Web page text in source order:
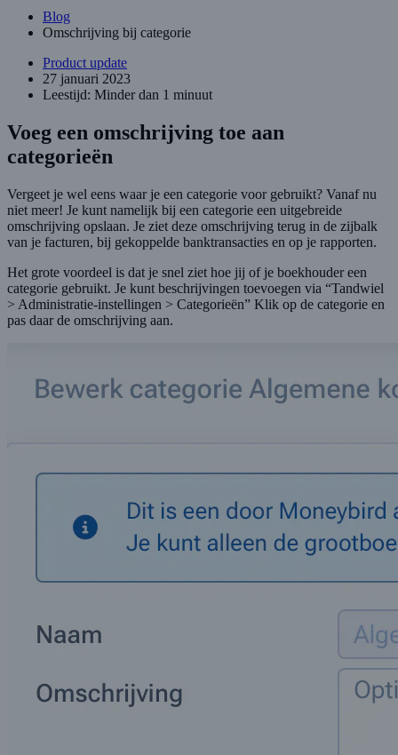
Blog
Omschrijving bij categorie
Product update
27 januari 2023
Leestijd: Minder dan 1 minuut
Voeg een omschrijving toe aan
categorieën
Vergeet je wel eens waar je een categorie voor gebruikt? Vanaf nu
niet meer! Je kunt namelijk bij een categorie een uitgebreide
omschrijving opslaan. Je ziet deze omschrijving terug in de zijbalk
van je facturen, bij gekoppelde banktransacties en op je rapporten.
Het grote voordeel is dat je snel ziet hoe jij of je boekhouder een
categorie gebruikt. Je kunt beschrijvingen toevoegen via “Tandwiel
> Administratie-instellingen > Categorieën” Klik op de categorie en
pas daar de omschrijving aan.